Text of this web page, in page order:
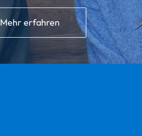
Mehr erfahren